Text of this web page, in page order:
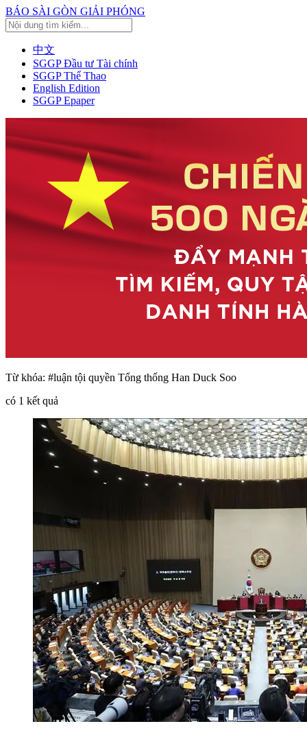
BÁO SÀI GÒN GIẢI PHÓNG
中文
SGGP Đầu tư Tài chính
SGGP Thể Thao
English Edition
SGGP Epaper
Từ khóa: #luận tội quyền Tổng thống Han Duck Soo
có 1 kết quả